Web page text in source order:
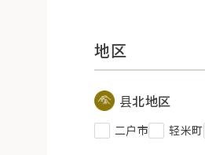
地区
县北地区
二户市 轻米町